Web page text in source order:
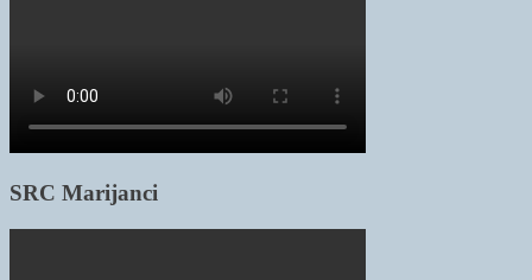
SRC Marijanci